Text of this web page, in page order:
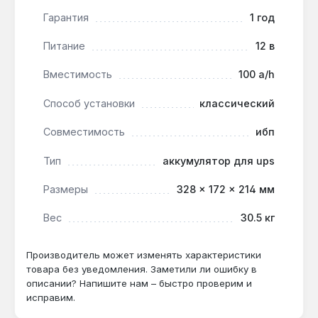
при температурах до -20 °C, что актуально
Ограничение по току заряда: максимальный
ток заряда не должен превышать 30 А (0,3C) —
службы.
питания (ИБП) для котлов, охранных системах,
оборудовании. Габариты 328×172×214 мм и вес
Производство — Китай.
Какой ток заряда рекомендован для
Luxeon LX 12-100G?
Оптимальный ток заряда — 10-20 А (0,1-0,2C),
Гарантия 1 год
Питание 12 в
Вместимость 100 a/h
Способ установки классический
Совместимость ибп
Тип аккумулятор для ups
Размеры 328 × 172 × 214 мм
Вес 30.5 кг
Производитель может изменять характеристики
товара без уведомления. Заметили ли ошибку в
описании? Напишите нам – быстро проверим и
исправим.